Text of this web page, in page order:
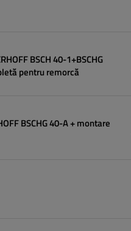
BSCH 40-1+BSCHG
pentru remorcă
BSCHG 40-A + montare